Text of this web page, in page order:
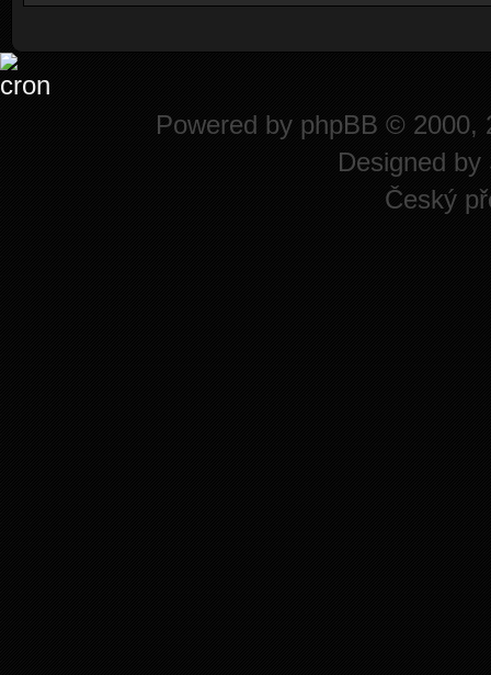
Powered by phpBB © 2000,
Designed by
Český